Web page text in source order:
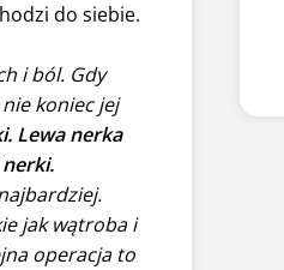
do siebie.
i ból. Gdy
koniec jej
Lewa nerka
nerki.
jak wątroba i
operacja to